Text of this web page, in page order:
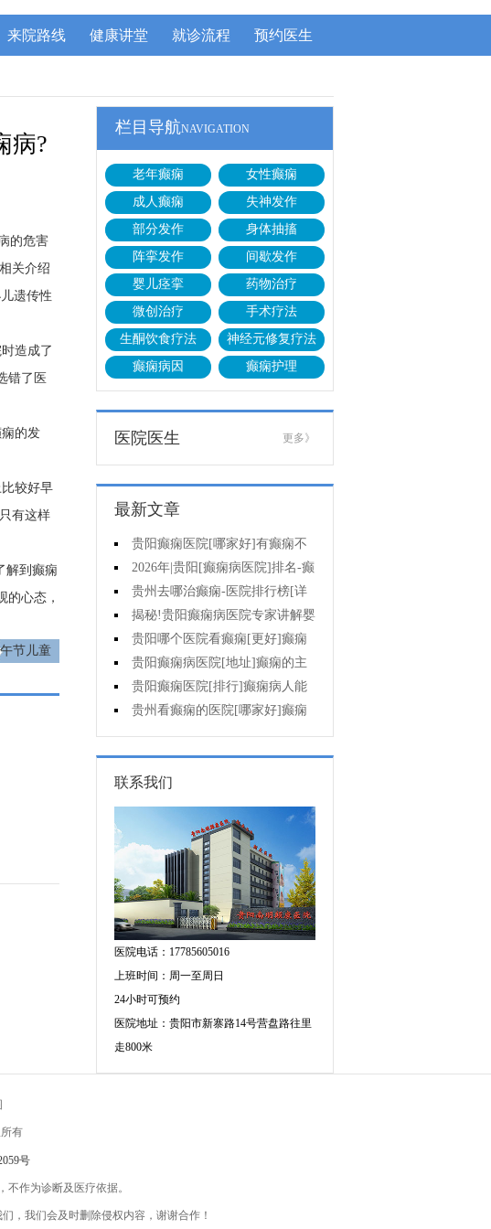
来院路线 健康讲堂 就诊流程 预约医生
病?
的危害
关介绍
遗传性
造成了
错了医
的发
较好早
有这样
解到癫痫
的心态，
节儿童
页
栏目导航NAVIGATION
老年癫痫
女性癫痫
成人癫痫
失神发作
部分发作
身体抽搐
阵挛发作
间歇发作
婴儿痉挛
药物治疗
微创治疗
手术疗法
生酮饮食疗法
神经元修复疗法
癫痫病因
癫痫护理
医院医生 更多》
最新文章
贵阳癫痫医院[哪家好]有癫痫不
能吃什么?
2026年|贵阳[癫痫病医院]排名-癫
痫病人检查对身体有影响吗?
贵州去哪治癫痫-医院排行榜[详
细排名]癫痫会导致病人精神失常
吗?
揭秘!贵阳癫痫病医院专家讲解婴
儿为什么会得癫痫呢
贵阳哪个医院看癫痫[更好]癫痫
发作有什么症状表现?
贵阳癫痫病医院[地址]癫痫的主
要症状是什么?
贵阳癫痫医院[排行]癫痫病人能
熬夜吗?
贵州看癫痫的医院[哪家好]癫痫
的三大类原因?
联系我们
医院电话：17785605016
上班时间：周一至周日
24小时可预约
医院地址：贵阳市新寨路14号营盘路往里
走800米
有
号
作为诊断及医疗依据。
，我们会及时删除侵权内容，谢谢合作！